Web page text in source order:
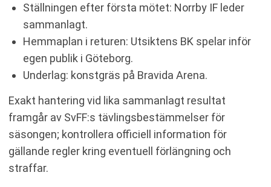
Ställningen efter första mötet: Norrby IF leder
sammanlagt.
Hemmaplan i returen: Utsiktens BK spelar inför
egen publik i Göteborg.
Underlag: konstgräs på Bravida Arena.
Exakt hantering vid lika sammanlagt resultat
framgår av SvFF:s tävlingsbestämmelser för
säsongen; kontrollera officiell information för
gällande regler kring eventuell förlängning och
straffar.